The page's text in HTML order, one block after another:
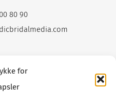
for
80 90
.com